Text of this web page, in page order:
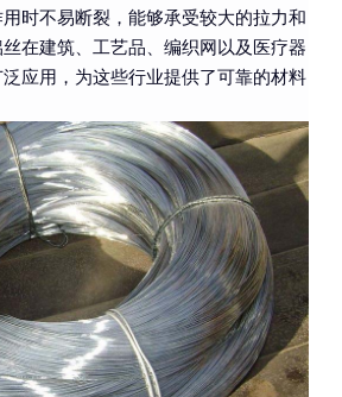
时不易断裂，能够承受较大的拉力和
在建筑、工艺品、编织网以及医疗器
应用，为这些行业提供了可靠的材料